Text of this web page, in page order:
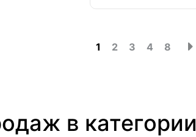
1 2 3 4 8
в категории